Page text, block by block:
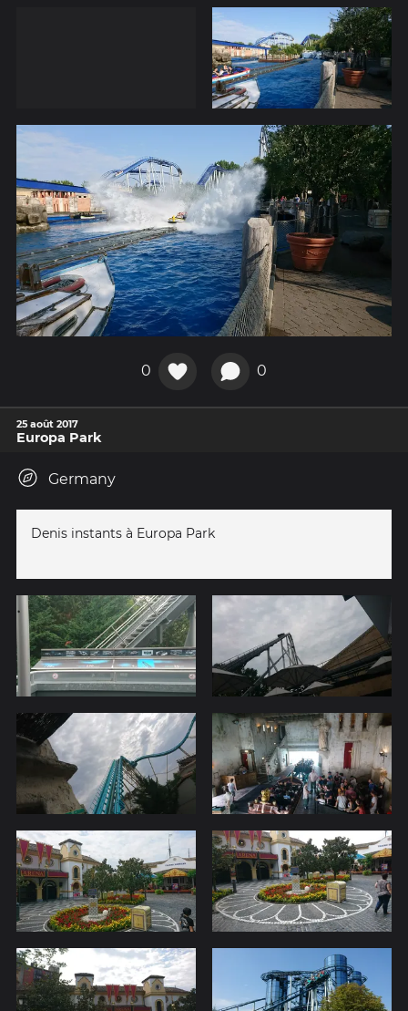
0 0
25 août 2017
Europa Park
Germany
Denis instants à Europa Park